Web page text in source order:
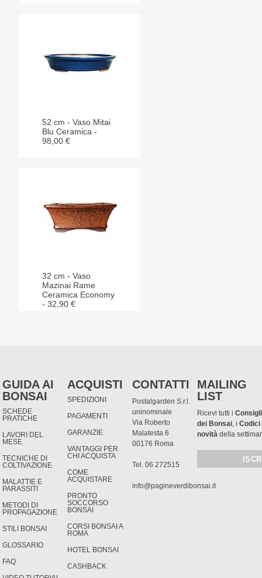
52 cm - Vaso Mitai
Blu Ceramica -
98,00 €
32 cm - Vaso
Mazinai Rame
Ceramica Economy
- 32,90 €
GUIDA AI
BONSAI
SCHEDE
PRATICHE
LAVORI DEL
MESE
TECNICHE DI
COLTIVAZIONE
MALATTIE E
PARASSITI
METODI DI
PROPAGAZIONE
STILI BONSAI
GLOSSARIO
FAQ
ACQUISTI
SPEDIZIONI
PAGAMENTI
GARANZIE
VANTAGGI PER
CHI ACQUISTA
COME
ACQUISTARE
PRONTO
SOCCORSO
BONSAI
CORSI BONSAI A
ROMA
HOTEL BONSAI
CASHBACK
CONTATTI
Postalgarden S.r.l.
uninominale
Via Roberto
Malatesta 6
00176 Roma
Tel. 06 272515
info@pagineverdibonsai.it
MAILING
LIST
Ricevi tutti i
dei Bonsai, iCodici
novità della